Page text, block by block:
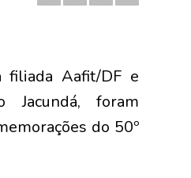
filiada Aafit/DF e
Jacundá, foram
do 50º